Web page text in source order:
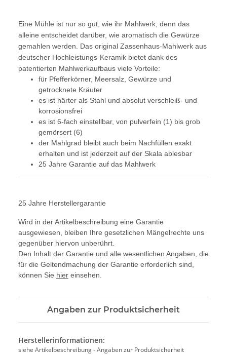
Eine Mühle ist nur so gut, wie ihr Mahlwerk, denn das
alleine entscheidet darüber, wie aromatisch die Gewürze
gemahlen werden. Das original Zassenhaus-Mahlwerk aus
deutscher Hochleistungs-Keramik bietet dank des
patentierten Mahlwerkaufbaus viele Vorteile:
für Pfefferkörner, Meersalz, Gewürze und
getrocknete Kräuter
es ist härter als Stahl und absolut verschleiß- und
korrosionsfrei
es ist 6-fach einstellbar, von pulverfein (1) bis grob
gemörsert (6)
der Mahlgrad bleibt auch beim Nachfüllen exakt
erhalten und ist jederzeit auf der Skala ablesbar
25 Jahre Garantie auf das Mahlwerk
25 Jahre Herstellergarantie
Wird in der Artikelbeschreibung eine Garantie
ausgewiesen, bleiben Ihre gesetzlichen Mängelrechte uns
gegenüber hiervon unberührt.
Den Inhalt der Garantie und alle wesentlichen Angaben, die
für die Geltendmachung der Garantie erforderlich sind,
können Sie hier einsehen.
Angaben zur Produktsicherheit
Herstellerinformationen:
siehe Artikelbeschreibung - Angaben zur Produktsicherheit